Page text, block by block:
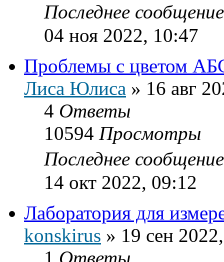
Последнее
04 ноя 2022, 10:47
Проблемы с цветом
Лиса Юлиса » 16 авг
4 Ответы
10594 Просмотры
Последнее
14 окт 2022, 09:12
Лаборатория для
konskirus » 19 сен
1 Ответы